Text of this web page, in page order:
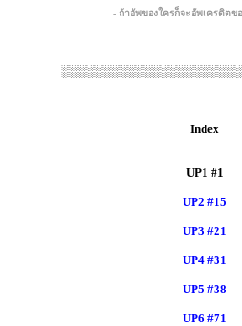
- ถ้าอัพของใครก็จะอัพเครดิตข
Index
UP1 #1
UP2 #15
UP3 #21
UP4 #31
UP5 #38
UP6 #71